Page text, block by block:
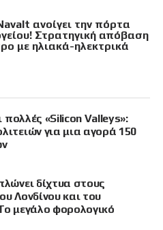
ανοίγει την πόρτα
Στρατηγική απόβαση
με ηλιακά-ηλεκτρικά
πολλές «Silicon Valleys»:
για μια αγορά 150
δίχτυα στους
Λονδίνου και του
μεγάλο φορολογικό